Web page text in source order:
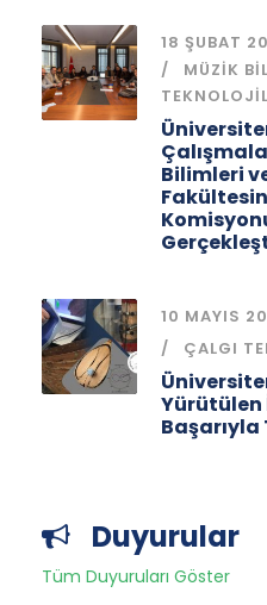
18 ŞUBAT
MÜZIK
Bilimleri
10 MAYIS
ÇALGI
Yürütülen
Duyurular
Tüm Duyuruları Göster